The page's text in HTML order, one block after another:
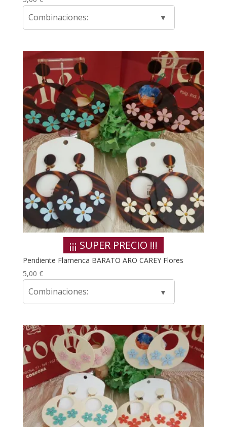
Combinaciones:
¡¡¡ SUPER PRECIO !!!
Pendiente Flamenca BARATO ARO CAREY Flores
5,00 €
Combinaciones: